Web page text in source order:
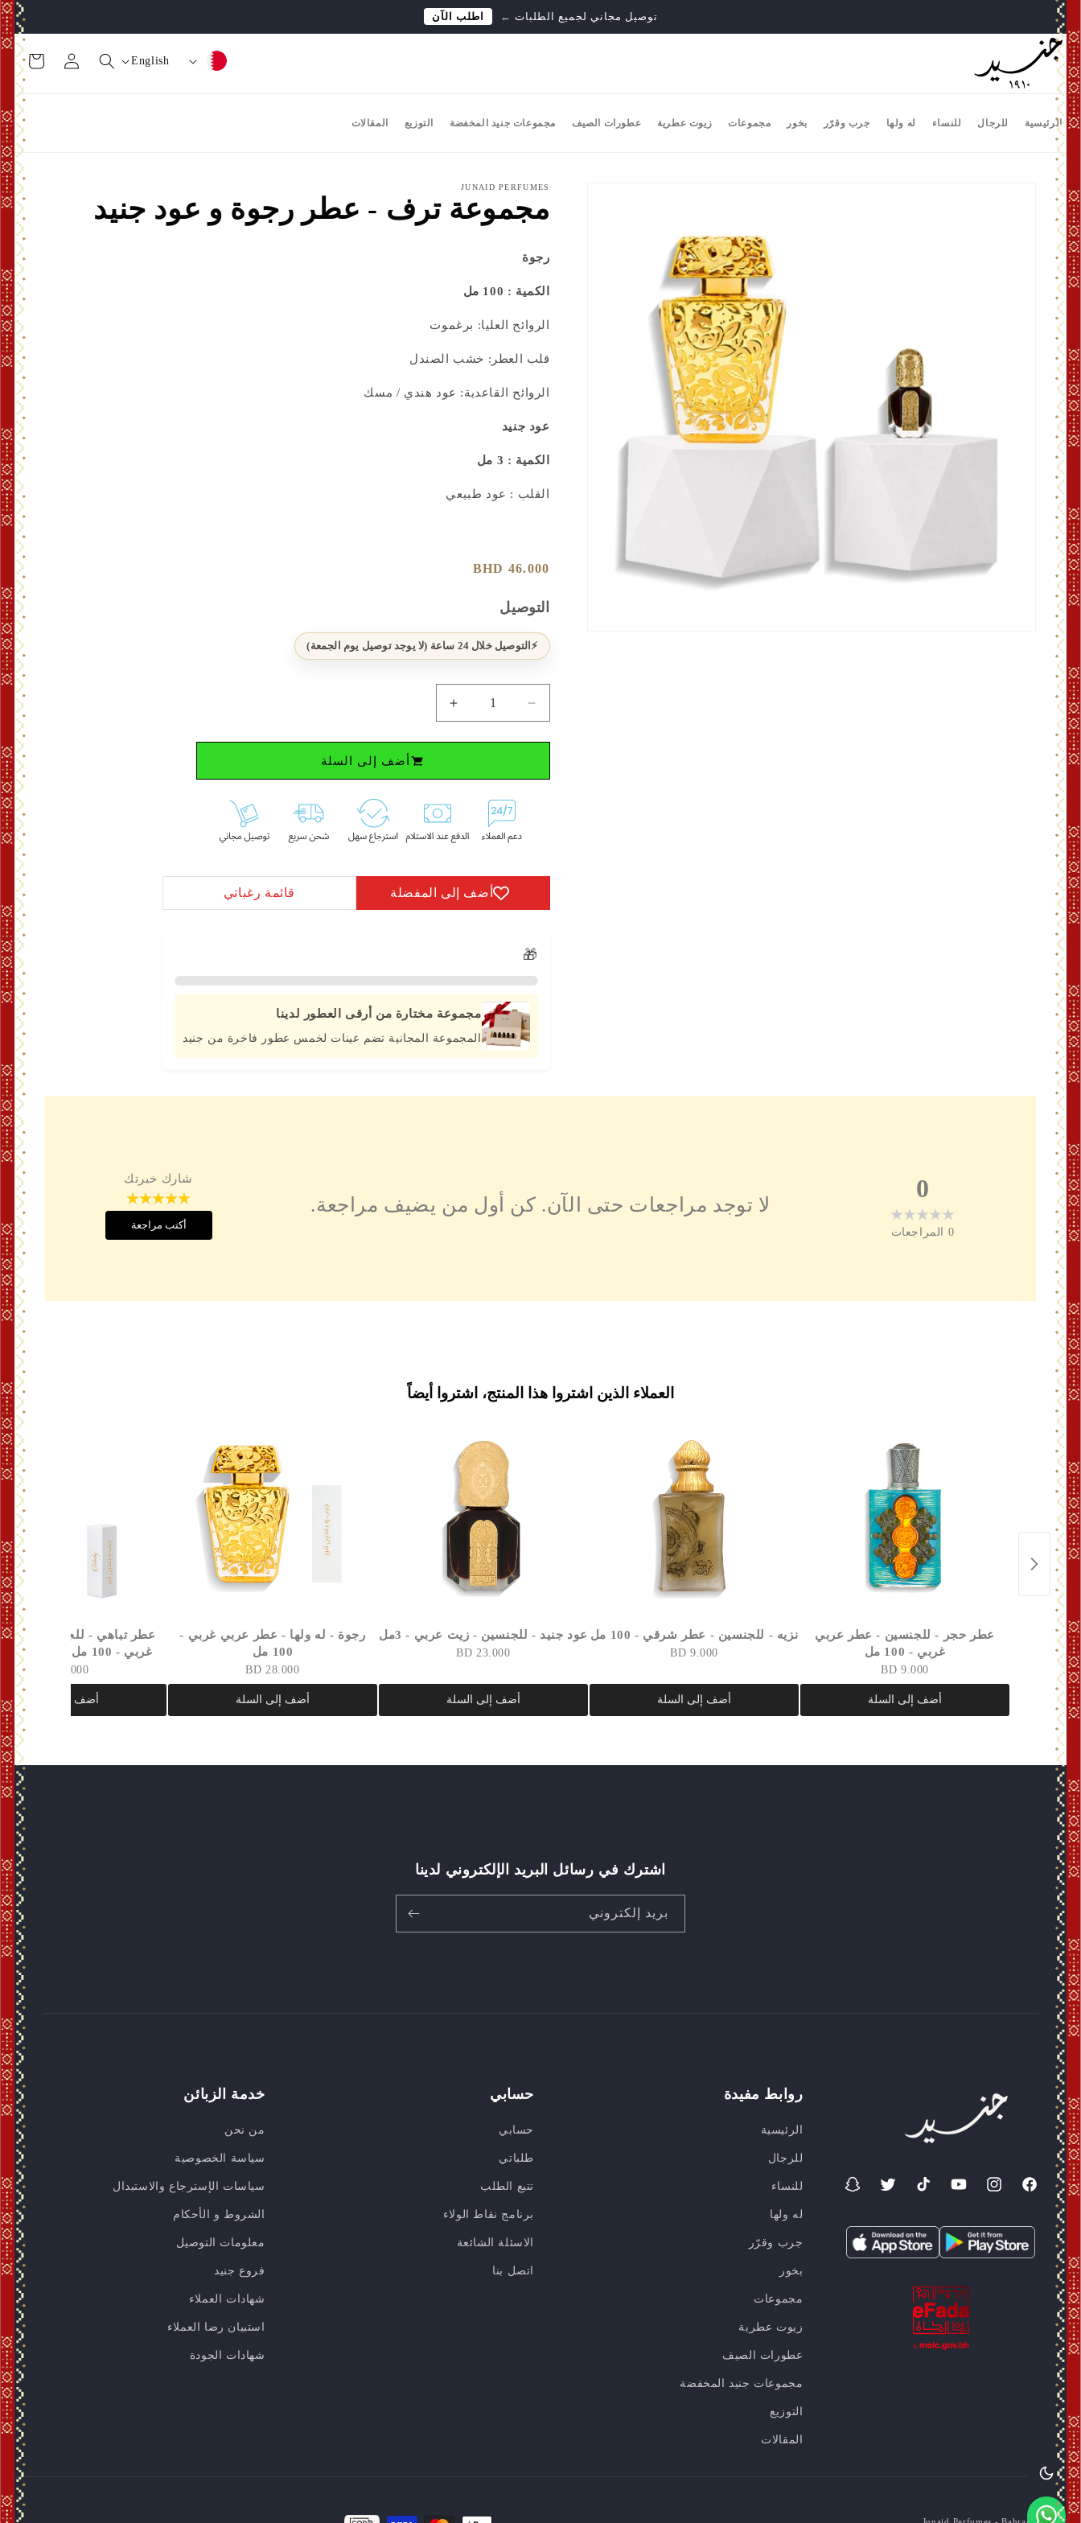
المحتوى
توصيل مجاني لجميع الطلبات ← اطلب الآن
الرئيسية للرجال للنساء له ولها جرب وقرّر بخور مجموعات زيوت عطرية عطورات الصيف مجموعات جنيد المخفضة التوزيع المقالات
/
English
الدخولالتسوق
JUNAID PERFUMES
مجموعة ترف - عطر رجوة و عود جنيد
رجوة
الكمية : 100 مل
الروائح العليا: برغموت
قلب العطر: خشب الصندل
الروائح القاعدية: عود هندي / مسك
عود جنيد
الكمية : 3 مل
القلب : عود طبيعي
سعر
46.000 BHD
التوصيل
التوصيل خلال 24 ساعة (لا يوجد توصيل يوم الجمعة)
لـ
ترف
عطر
رجوة
جنيد
زيادة
لـ
مجموعة
ترف
عطر
رجوة
جنيد
أضف إلى السلة
أضف إلى المفضلة قائمة رغباتي
🎁
مجموعة مختارة من أرقى العطور لدينا
المجموعة المجانية تضم عينات لخمس عطور فاخرة من جنيد
0
0 المراجعات
لا توجد مراجعات حتى الآن. كن أول من يضيف مراجعة.
شارك خبرتك
أكتب مراجعة
العملاء الذين اشتروا هذا المنتج، اشتروا أيضاً
عطر حجر - للجنسين - عطر عربي
غربي - 100 مل
9.000 BD
أضف إلى السلة
نزيه - للجنسين - عطر شرقي - 100 مل
9.000 BD
أضف إلى السلة
عود جنيد - للجنسين - زيت عربي - 3مل
23.000 BD
أضف إلى السلة
رجوة - له ولها - عطر عربي غربي -
100 مل
28.000 BD
أضف إلى السلة
عطر تباهي - للجنسين -
غربي - 100 مل - ملك عطور العود
35.000 BD
أضف إلى السلة
اشترك في رسائل البريد الإلكتروني لدينا
بريد إلكتروني
فيسبوكانستغرامموقع
تيك
تويتر
سناب
روابط مفيدة
الرئيسية
للرجال
للنساء
له ولها
جرب وقرّر
بخور
مجموعات
زيوت عطرية
عطورات الصيف
مجموعات جنيد المخفضة
التوزيع
المقالات
حسابي
حسابي
طلباتي
تتبع الطلب
برنامج نقاط الولاء
الاسئلة الشائعة
اتصل بنا
خدمة الزبائن
من نحن
سياسة الخصوصية
سياسات الإسترجاع والاستبدال
الشروط و الأحكام
معلومات التوصيل
فروع جنيد
شهادات العملاء
استبيان رضا العملاء
شهادات الجودة